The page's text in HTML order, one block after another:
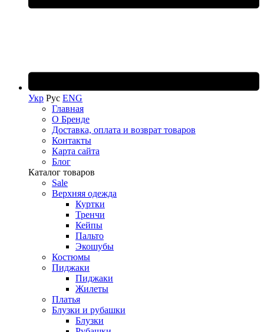
Укр Рус ENG
Главная
О Бренде
Доставка, оплата и возврат товаров
Контакты
Карта сайта
Блог
Каталог товаров
Sale
Верхняя одежда
Куртки
Тренчи
Кейпы
Пальто
Экошубы
Костюмы
Пиджаки
Пиджаки
Жилеты
Платья
Блузки и рубашки
Блузки